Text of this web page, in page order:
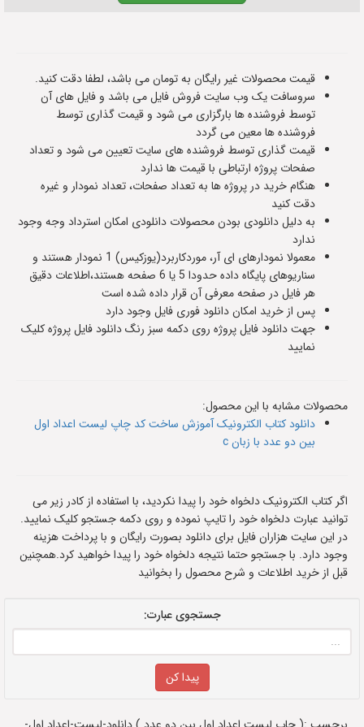
قیمت محصولات غیر رایگان به تومان می باشد، لطفا دقت کنید.
سروسافت یک وب سایت فروش فایل می باشد و فایل های آن
توسط فروشنده ها بارگزاری می شود و قیمت گذاری توسط
فروشنده ها معین می گردد
قیمت گذاری توسط فروشنده های سایت تعیین می شود و تعداد
صفحات پروژه ارتباطی با قیمت ها ندارد
هنگام خرید در پروژه ها به تعداد صفحات، تعداد نمودار و غیره
دقت کنید
به دلیل دانلودی بودن محصولات دانلودی امکان استرداد وجه وجود
ندارد
معمولا نمودارهای ای آر، موردکاربرد(یوزکیس) 1 نمودار هستند و
سناریوهای پایگاه داده حدودا 5 یا 6 صفحه هستند،اطلاعات دقیق
هر فایل در صفحه معرفی آن قرار داده شده است
پس از خرید امکان دانلود فوری فایل وجود دارد
جهت دانلود فایل پروژه روی دکمه سبز رنگ دانلود فایل پروژه کلیک
نمایید
محصولات مشابه با این محصول:
دانلود کتاب الکترونیک آموزش ساخت کد چاپ لیست اعداد اول
بین دو عدد با زبان c
اگر کتاب الکترونیک دلخواه خود را پیدا نکردید، با استفاده از کادر زیر می
توانید عبارت دلخواه خود را تایپ نموده و روی دکمه جستجو کلیک نمایید.
در این سایت هزاران فایل برای دانلود بصورت رایگان و با پرداخت هزینه
وجود دارد. با جستجو حتما نتیجه دلخواه خود را پیدا خواهید کرد.همچنین
قبل از خرید اطلاعات و شرح محصول را بخوانید
جستجوی عبارت: